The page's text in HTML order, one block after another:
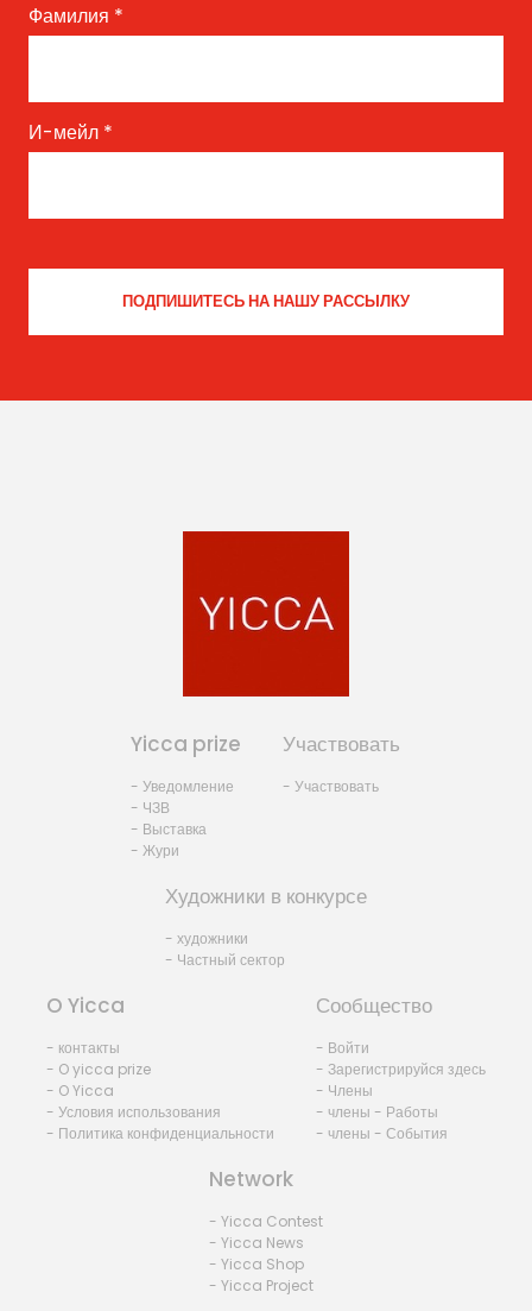
Фамилия *
И-мейл *
Yicca prize
- Уведомление
- ЧЗВ
- Выставка
- Жури
Участвовать
- Участвовать
Художники в конкурсе
- художники
- Частный сектор
O Yicca
- контакты
- O yicca prize
- O Yicca
- Условия использования
- Политика конфиденциальности
Сообщество
- Войти
- Зарегистрируйся здесь
- Члены
- члены - Работы
- члены - События
Network
- Yicca Contest
- Yicca News
- Yicca Shop
- Yicca Project